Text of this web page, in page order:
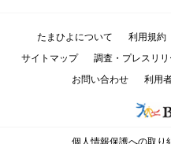
たまひよについて 利用規約
サイトマップ
調査・プレスリ
お問い合わせ
利用